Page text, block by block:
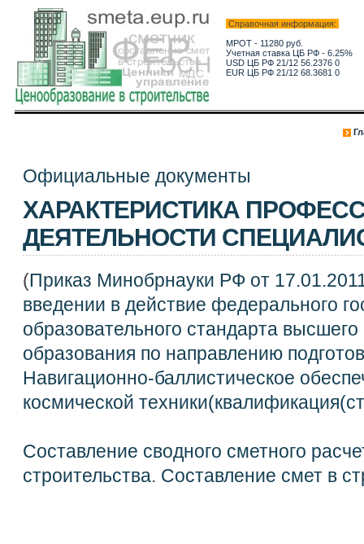
Справочная информация:
МРОТ - 11280 руб.
Учетная ставка ЦБ РФ - 6.25%
USD ЦБ РФ 21/12 56.2376 0
EUR ЦБ РФ 21/12 68.3681 0
Официальные документы
ХАРАКТЕРИСТИКА
ДЕЯТЕЛЬНОСТИ
(Приказ Минобрнауки РФ от
введении в действие федерального
образовательного стандарта
образования по направлению
Навигационно-баллистическое
космической
Составление сводного сметного
строительства. Составление смет в